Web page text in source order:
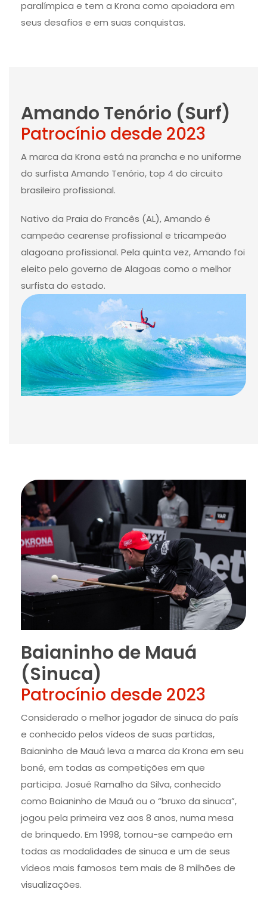
paralímpica e tem a Krona como apoiadora em
seus desafios e em suas conquistas.
Amando Tenório (Surf)
Patrocínio desde 2023
A marca da Krona está na prancha e no uniforme
do surfista Amando Tenório, top 4 do circuito
brasileiro profissional.
Nativo da Praia do Francês (AL), Amando é
campeão cearense profissional e tricampeão
alagoano profissional. Pela quinta vez, Amando foi
eleito pelo governo de Alagoas como o melhor
surfista do estado.
Baianinho de Mauá
(Sinuca)
Patrocínio desde 2023
Considerado o melhor jogador de sinuca do país
e conhecido pelos vídeos de suas partidas,
Baianinho de Mauá leva a marca da Krona em seu
boné, em todas as competições em que
participa. Josué Ramalho da Silva, conhecido
como Baianinho de Mauá ou o “bruxo da sinuca”,
jogou pela primeira vez aos 8 anos, numa mesa
de brinquedo. Em 1998, tornou-se campeão em
todas as modalidades de sinuca e um de seus
vídeos mais famosos tem mais de 8 milhões de
visualizações.